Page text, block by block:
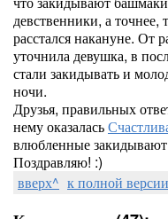
девственники, а точнее,
расстался накануне. От
уточнила девушка, в
стали закидывать и
ночи.
Друзья, правильных
нему оказалась
влюбленные
Поздравляю! :)
вверх^ к полной версии